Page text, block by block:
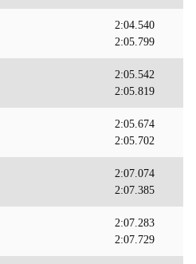
2:04.540
2:05.799
2:05.542
2:05.819
2:05.674
2:05.702
2:07.074
2:07.385
2:07.283
2:07.729